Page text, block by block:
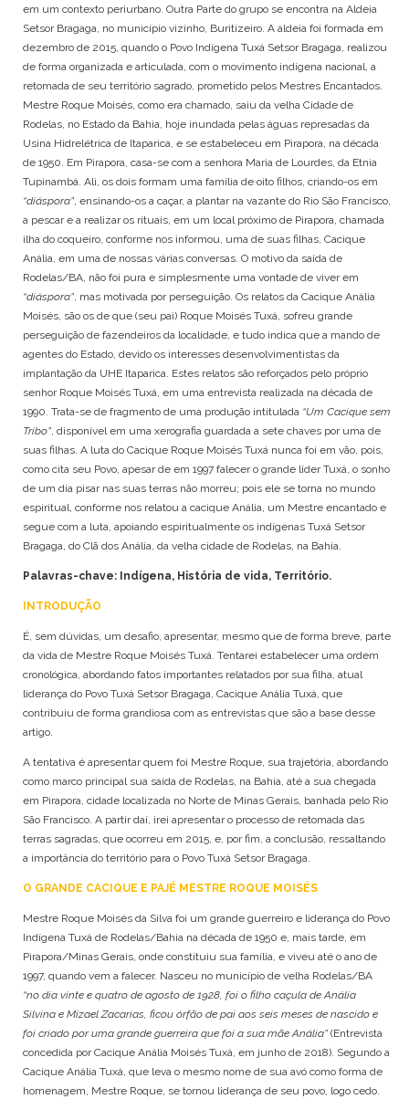
PARAÍBA
PARANÁ
PERNAMBUCO
PIAUÍ
RIO DE JANEIRO
RIO GRANDE DO NORTE
RIO GRANDE DO SUL
RONDÔNIA
RORAIMA
TOCANTINS
BOTOCUDO
FULNIÔ
GUAJAJARA
GUARANI
GUARANI MBYA
GUARANI-KAIOWÁ
GUEGUÊ
JURUNA
KAIAPÓ
KAINGANG
KAMBEBA
KARAJÁ
KARIRI SAPUYÁ
KOKAMA
KRAÔ
KRENAK
KRENYÊ
KRĨKATI
MANAÓ
PANKARÁ
PANKARARU
PATAXÓ HÃ HÃ HÃE
PAUMARI
TAMOIOS
TAPIRAPÉ
TARIANA
TIKUNA
TRUKÁ
TUPINAMBÁ
WASSU COCAL
XAVANTE
XOKLENG
XUKURU
XUKURU-KARIRI
em um contexto periurbano. Outra Parte do grupo se encontra na Aldeia
Setsor Bragaga, no município vizinho, Buritizeiro. A aldeia foi formada em
dezembro de 2015, quando o Povo Indígena Tuxá Setsor Bragaga, realizou
de forma organizada e articulada, com o movimento indígena nacional, a
retomada de seu território sagrado, prometido pelos Mestres Encantados.
Mestre Roque Moisés, como era chamado, saiu da velha Cidade de
Rodelas, no Estado da Bahia, hoje inundada pelas águas represadas da
Usina Hidrelétrica de Itaparica, e se estabeleceu em Pirapora, na década
de 1950. Em Pirapora, casa-se com a senhora Maria de Lourdes, da Etnia
Tupinambá. Ali, os dois formam uma família de oito filhos, criando-os em
“diáspora”, ensinando-os a caçar, a plantar na vazante do Rio São Francisco,
a pescar e a realizar os rituais, em um local próximo de Pirapora, chamada
ilha do coqueiro, conforme nos informou, uma de suas filhas, Cacique
Anália, em uma de nossas várias conversas. O motivo da saída de
Rodelas/BA, não foi pura e simplesmente uma vontade de viver em
“diáspora”, mas motivada por perseguição. Os relatos da Cacique Anália
Moisés, são os de que (seu pai) Roque Moisés Tuxá, sofreu grande
perseguição de fazendeiros da localidade, e tudo indica que a mando de
agentes do Estado, devido os interesses desenvolvimentistas da
implantação da UHE Itaparica. Estes relatos são reforçados pelo próprio
senhor Roque Moisés Tuxá, em uma entrevista realizada na década de
1990. Trata-se de fragmento de uma produção intitulada “Um Cacique sem
Tribo”, disponível em uma xerografia guardada a sete chaves por uma de
suas filhas. A luta do Cacique Roque Moisés Tuxá nunca foi em vão, pois,
como cita seu Povo, apesar de em 1997 falecer o grande líder Tuxá, o sonho
de um dia pisar nas suas terras não morreu; pois ele se torna no mundo
espiritual, conforme nos relatou a cacique Anália, um Mestre encantado e
segue com a luta, apoiando espiritualmente os indígenas Tuxá Setsor
Bragaga, do Clã dos Anália, da velha cidade de Rodelas, na Bahia.
Palavras-chave: Indígena, História de vida, Território.
INTRODUÇÃO
É, sem dúvidas, um desafio, apresentar, mesmo que de forma breve, parte
da vida de Mestre Roque Moisés Tuxá. Tentarei estabelecer uma ordem
cronológica, abordando fatos importantes relatados por sua filha, atual
liderança do Povo Tuxá Setsor Bragaga, Cacique Anália Tuxá, que
contribuiu de forma grandiosa com as entrevistas que são a base desse
artigo.
A tentativa é apresentar quem foi Mestre Roque, sua trajetória, abordando
como marco principal sua saída de Rodelas, na Bahia, até a sua chegada
em Pirapora, cidade localizada no Norte de Minas Gerais, banhada pelo Rio
São Francisco. A partir daí, irei apresentar o processo de retomada das
terras sagradas, que ocorreu em 2015, e, por fim, a conclusão, ressaltando
a importância do território para o Povo Tuxá Setsor Bragaga.
O GRANDE CACIQUE E PAJÉ MESTRE ROQUE MOISÉS
Mestre Roque Moisés da Silva foi um grande guerreiro e liderança do Povo
Indígena Tuxá de Rodelas/Bahia na década de 1950 e, mais tarde, em
Pirapora/Minas Gerais, onde constituiu sua família, e viveu até o ano de
1997, quando vem a falecer. Nasceu no município de velha Rodelas/BA
“no dia vinte e quatro de agosto de 1928, foi o filho caçula de Anália
Silvina e Mizael Zacarias, ficou órfão de pai aos seis meses de nascido e
foi criado por uma grande guerreira que foi a sua mãe Anália” (Entrevista
concedida por Cacique Anália Moisés Tuxá, em junho de 2018). Segundo a
Cacique Anália Tuxá, que leva o mesmo nome de sua avó como forma de
homenagem, Mestre Roque, se tornou liderança de seu povo, logo cedo.